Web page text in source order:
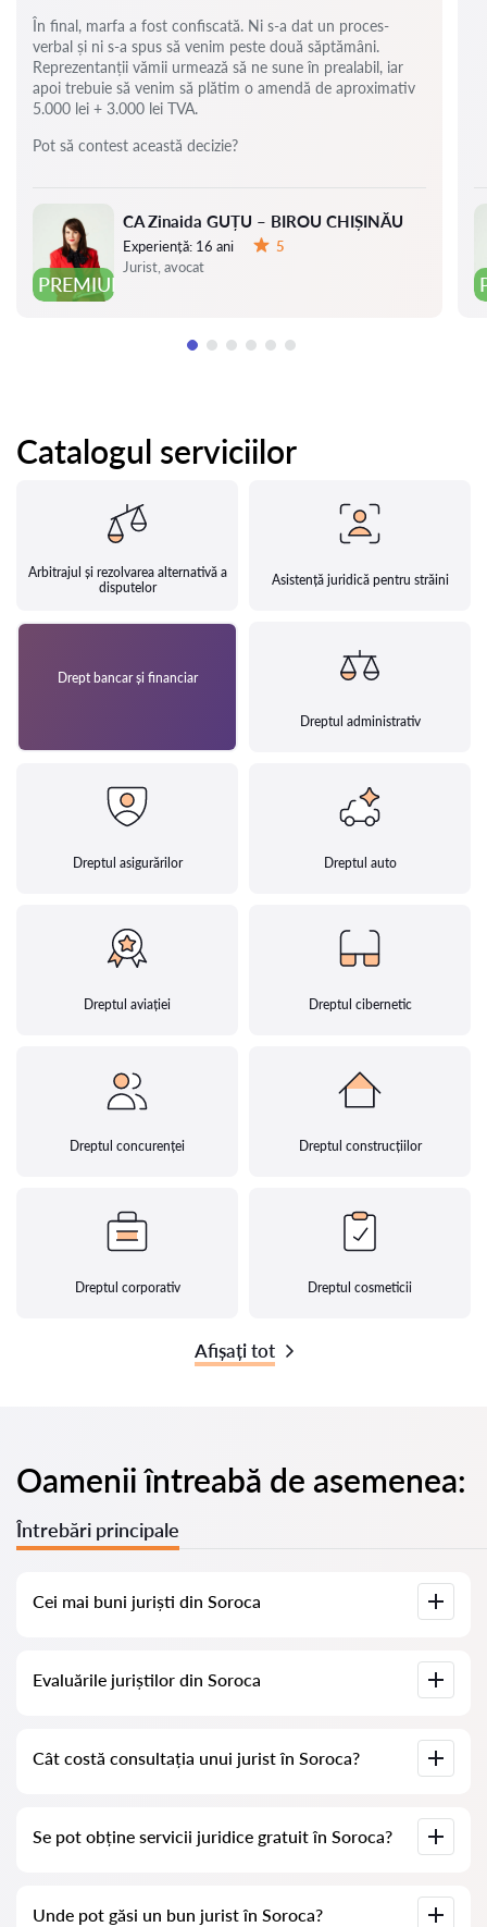
PREMIUM
CA Zinaida GUȚU – BIROU CHIȘINĂU
Experiență: 16 ani
5
Jurist, avocat
În final, marfa a fost confiscată. Ni s-a dat un proces-
verbal și ni s-a spus să venim peste două săptămâni.
Reprezentanții vămii urmează să ne sune în prealabil, iar
apoi trebuie să venim să plătim o amendă de aproximativ
5.000 lei + 3.000 lei TVA.
Pot să contest această decizie?
Catalogul serviciilor
Arbitrajul și rezolvarea alternativă a
disputelor
Asistență juridică pentru străini
Drept bancar și financiar
Dreptul administrativ
Dreptul asigurărilor Dreptul auto
Dreptul aviației Dreptul cibernetic
Dreptul concurenței Dreptul construcțiilor
Dreptul corporativ Dreptul cosmeticii
Afișați tot
Oamenii întreabă de asemenea:
Întrebări principale
Cei mai buni juriști din Soroca
informații complete. Prețuri, evaluări, numere de telefon și
Evaluările juriștilor din Soroca
ștergem evaluările negative și nu există posibilitatea de a le
Cât costă consultația unui jurist în Soroca?
mult (prețurile pot varia în funcție de complexitatea întrebării
și de forma răspunsului).
Se pot obține servicii juridice gratuit în Soroca?
încercați să o adresați; dacă nu este complicată și poate fi
Unde pot găsi un bun jurist în Soroca?